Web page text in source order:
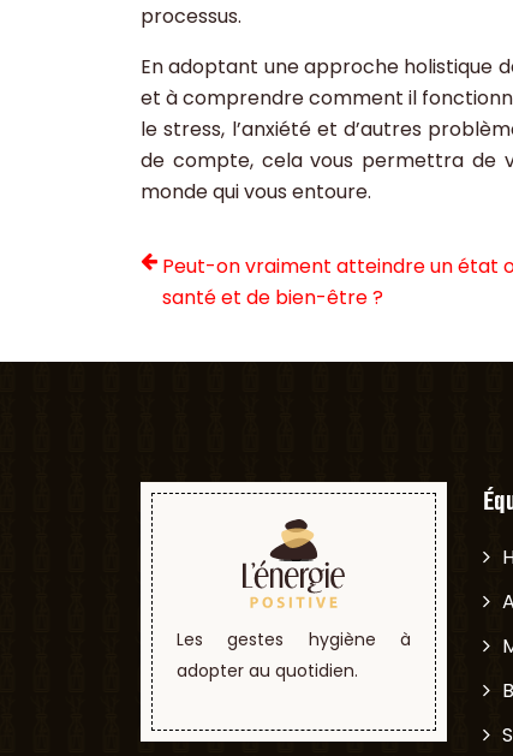
processus.
En adoptant une approche holistique
et à comprendre comment il
le stress, l’anxiété et d’autres
de compte, cela vous permettra de
monde qui vous entoure.
Peut-on vraiment atteindre un état
santé et de bien-être ?
Les gestes hygiène à
adopter au quotidien.